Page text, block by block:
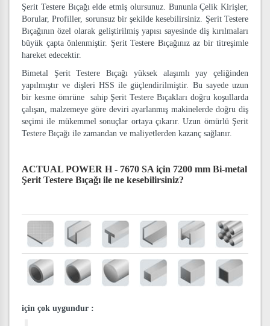
Şerit Testere Bıçağı elde etmiş olursunuz. Bununla Çelik Kirişler,
Borular, Profiller, sorunsuz bir şekilde kesebilirsiniz. Şerit Testere
Bıçağının özel olarak geliştirilmiş yapısı sayesinde diş kırılmaları
büyük çapta önlenmiştir. Şerit Testere Bıçağınız az bir titreşimle
hareket edecektir.
Bimetal Şerit Testere Bıçağı yüksek alaşımlı yay çeliğinden
yapılmıştır ve dişleri HSS ile güçlendirilmiştir. Bu sayede uzun
bir kesme ömrüne sahip Şerit Testere Bıçakları doğru koşullarda
çalışan, malzemeye göre deviri ayarlanmış makinelerde doğru diş
seçimi ile mükemmel sonuçlar ortaya çıkarır. Uzun ömürlü Şerit
Testere Bıçağı ile zamandan ve maliyetlerden kazanç sağlanır.
ACTUAL POWER H - 7670 SA için 7200 mm Bi-metal
Şerit Testere Bıçağı ile ne kesebilirsiniz?
için çok uygundur :